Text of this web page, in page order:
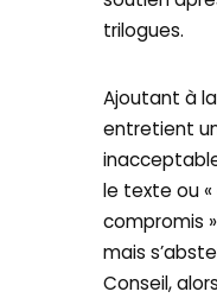
trilogues.
Ajoutant à
entretient
le texte ou
compromis
mais
Conseil,